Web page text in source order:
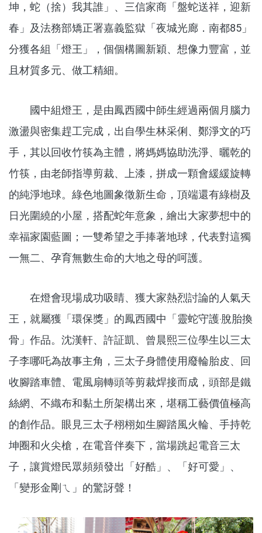
坤，蛇（捨）我其誰」、三信家商「盤蛇送祥，迎新
春」及法務部矯正署嘉義監獄「夜城光廊．南都85」
分獲各組「燈王」，個個構圖新穎、想像力豐富，並
且材質多元、做工精細。
國中組燈王，是由鳳西國中師生經過兩個月腦力
激盪與密集趕工完成，出自學生林采俐、鄭淨文的巧
手，其以回收竹筷為主體，將媽媽協助洗淨、曬乾的
竹筷，由老師指導剪裁、上漆，拼成一顆會緩緩旋轉
的純淨地球。綠色地圖象徵新生命，頂端還有綠樹及
日光圍繞的小屋，搭配蛇年意象，繪出大家夢想中的
幸福家園藍圖；一雙希望之手捧著地球，代表對這獨
一無二、孕育無數生命的大地之母的呵護。
在燈會現場成功吸睛、獲大家熱烈討論的人氣天
王，就屬獲「環保獎」的鳳西國中「靈蛇守護‧脫胎換
骨」作品。沈漢軒、許証凱、曾晨熙三位學生以三太
子李哪吒為故事主角，三太子身體使用廢輪胎皮、回
收腳踏車體、電風扇轉頭等剪裁焊接而成，頭部是鐵
絲網、不織布和黏土所架構出來，堪稱工藝價值極高
的創作品。眼見三太子栩栩如生腳踏風火輪、手持乾
坤圈和火尖槍，在電音伴奏下，當場跳起電音三太
子，讓賞燈民眾頻頻發出「好酷」、「好可愛」、
「變形金剛ㄟ」的驚訝聲！